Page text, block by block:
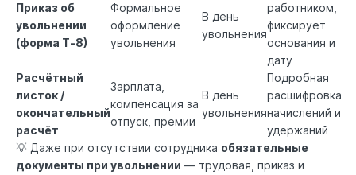
Приказ об
увольнении
(форма Т‑8)
Формальное
оформление
увольнения
В день
увольнения
работником,
фиксирует
основания и
дату
Расчётный
листок /
окончательный
расчёт
Зарплата,
компенсация за
отпуск, премии
В день
увольнения
Подробная
расшифровка
начислений и
удержаний
💡 Даже при отсутствии сотрудника обязательные
документы при увольнении — трудовая, приказ и